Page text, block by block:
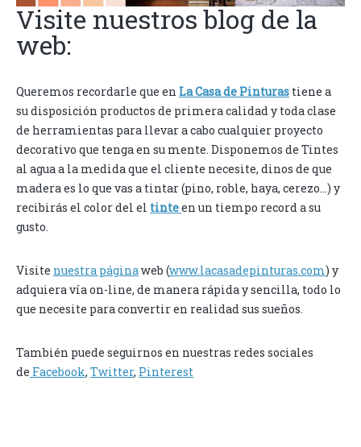
Visite nuestros blog de la
web:
Queremos recordarle que en La Casa de Pinturas tiene a
su disposición productos de primera calidad y toda clase
de herramientas para llevar a cabo cualquier proyecto
decorativo que tenga en su mente. Disponemos de Tintes
al agua a la medida que el cliente necesite, dinos de que
madera es lo que vas a tintar (pino, roble, haya, cerezo…) y
recibirás el color del el tinteen un tiempo record a su
gusto.
Visite nuestra página web (www.lacasadepinturas.com) y
adquiera vía on-line, de manera rápida y sencilla, todo lo
que necesite para convertir en realidad sus sueños.
También puede seguirnos en nuestras redes sociales
de Facebook, Twitter, Pinterest